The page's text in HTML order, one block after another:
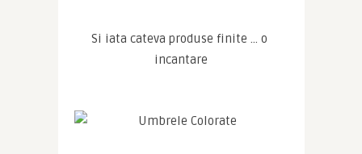
Si iata cateva produse finite … o
incantare